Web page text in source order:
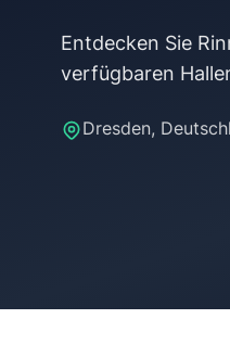
Entdecken Sie
Dresden,